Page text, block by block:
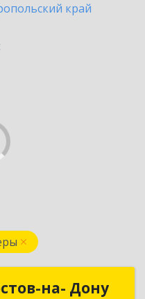
край
на- Дону
на- Дону